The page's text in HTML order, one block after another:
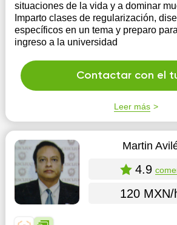
situaciones de la vida y a dominar
Imparto clases de regularización,
específicos en un tema y preparo
ingreso a la universidad
Contactar con el
Leer más
Martin
4.9
120 MXN/